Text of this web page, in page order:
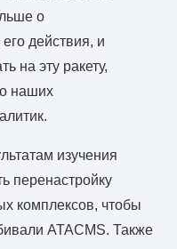
о
действия, и
на эту ракету,
наших
изучения
перенастройку
комплексов, чтобы
ATACMS. Также